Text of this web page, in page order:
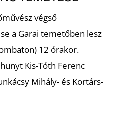
végső
a Garai temetőben lesz
12 órakor.
Kis-Tóth Ferenc
Mihály- és Kortárs-